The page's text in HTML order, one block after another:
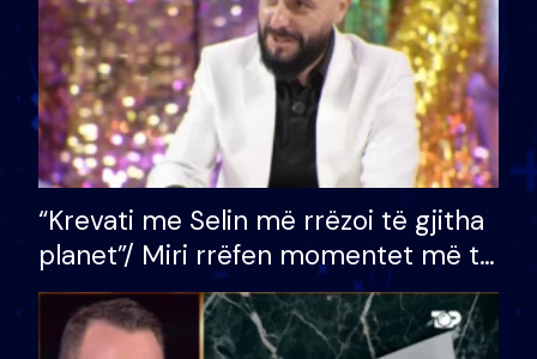
“Krevati me Selin më rrëzoi të gjitha
planet”/ Miri rrëfen momentet më të
bukura në shtëpinë e BB VIP: Do më
mungojë zilja e mëngjesit kur…